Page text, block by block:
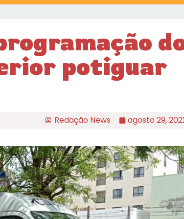
potiguar
Redação News agosto 29,